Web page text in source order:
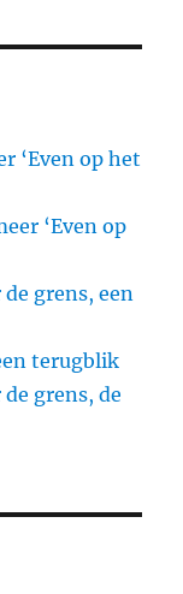
‘Even op het
‘Even op
grens, een
terugblik
grens, de